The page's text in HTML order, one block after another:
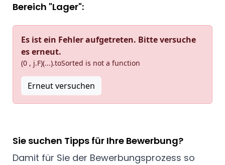
Bereich "Lager":
Es ist ein Fehler aufgetreten. Bitte versuche
es erneut.
(0 , j.F)(...).toSorted is not a function
Erneut versuchen
Sie suchen Tipps für Ihre Bewerbung?
Damit für Sie der Bewerbungsprozess so